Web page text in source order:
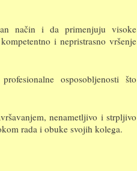
način i da primenjuju visoke
i nepristrasno vršenje
osposobljenosti što
nenametljivo i strpljivo
rada i obuke svojih kolega.